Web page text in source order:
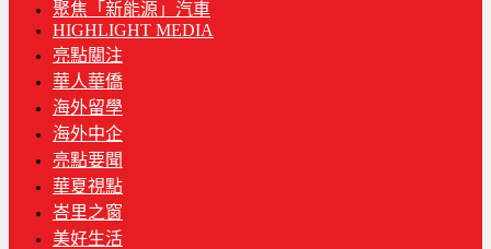
聚焦「新能源」汽車
HIGHLIGHT MEDIA
亮點關注
華人華僑
海外留學
海外中企
亮點要聞
華夏視點
峇里之窗
美好生活